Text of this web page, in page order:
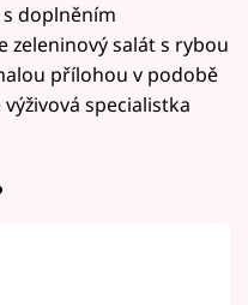
doplněním
zeleninový salát s rybou
přílohou v podobě
specialistka